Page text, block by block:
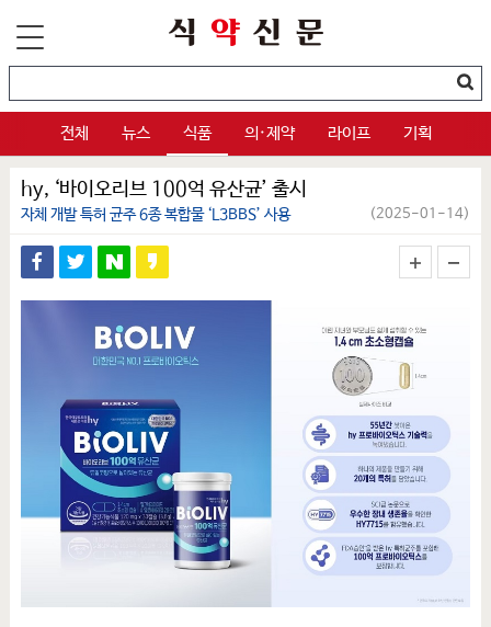
전체 뉴스 식품 의·제약 라이프 기획
hy, ‘바이오리브 100억 유산균’ 출시
자체 개발 특허 균주 6종 복합물 ‘L3BBS’ 사용 (2025-01-14)